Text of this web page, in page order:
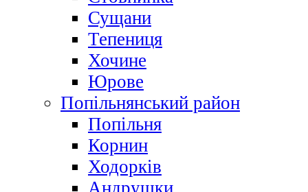
Сущани
Тепениця
Хочине
Юрове
Попільнянський район
Попільня
Корнин
Ходорків